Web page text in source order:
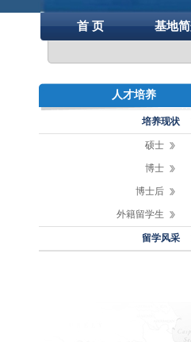
首 页 基地
人才培养
培养现状
硕士
博士
博士后
外籍留学生
留学风采